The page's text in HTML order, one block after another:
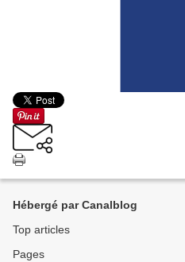
Hébergé par Canalblog
Top articles
Pages